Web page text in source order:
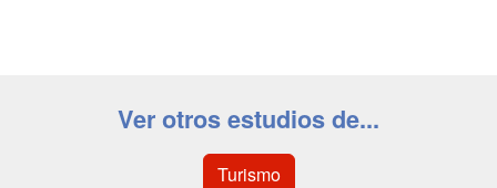
Ver otros estudios de...
Turismo